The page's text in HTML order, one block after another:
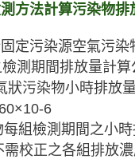
方法計算污染物排
定污染源空氣污染
測期間排放量計算
狀污染物小時排放
6
組檢測期間之小
校正之各組排放